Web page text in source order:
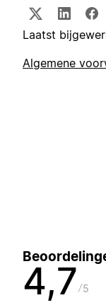
Laatst
Algemene
4,7 5